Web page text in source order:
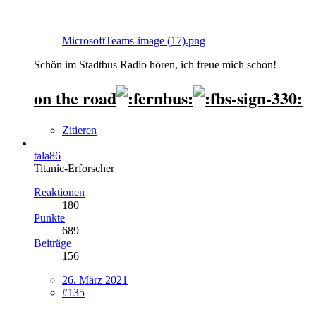
MicrosoftTeams-image (17).png
Schön im Stadtbus Radio hören, ich freue mich schon!
on the road
Zitieren
tala86
Titanic-Erforscher
Reaktionen
180
Punkte
689
Beiträge
156
26. März 2021
#135